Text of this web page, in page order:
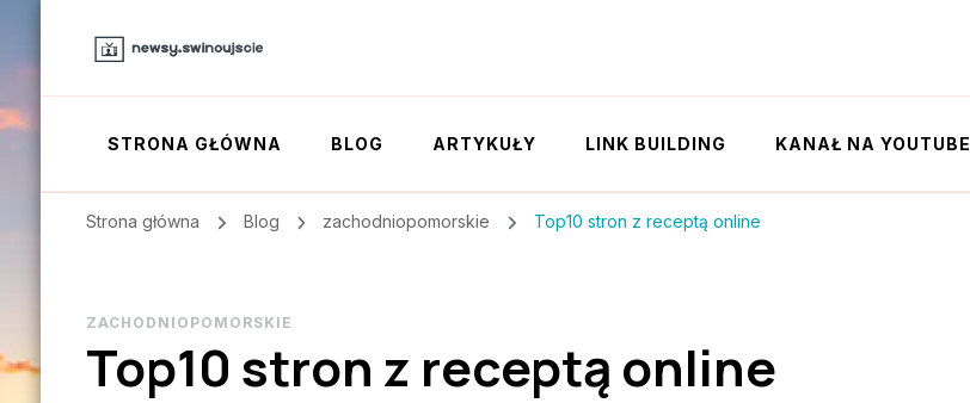
STRONA GŁÓWNA BLOG ARTYKUŁY LINK BUILDING KANAŁ NA YOUTUBE
Strona główna Blog zachodniopomorskie Top10 stron z receptą online
ZACHODNIOPOMORSKIE
Top10 stron z receptą online